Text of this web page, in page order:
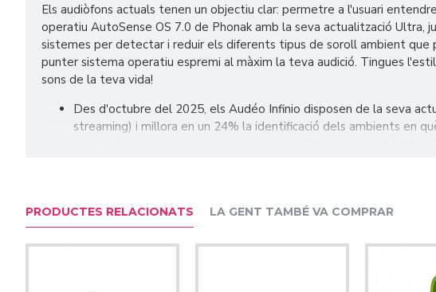
Els audiòfons actuals tenen un objectiu clar: permetre a l'usuari
operatiu AutoSense OS 7.0 de Phonak amb la seva actualització Ultra,
sistemes per detectar i reduir els diferents tipus de soroll ambient que
punter sistema operatiu espremi al màxim la teva audició. Tingues
sons de la teva vida!
Des d'octubre del 2025, els Audéo Infinio disposen de la seva
streaming) i millora en un 24% la identificació dels ambients en
PRODUCTES RELACIONATS LA GENT TAMBÉ VA COMPRAR